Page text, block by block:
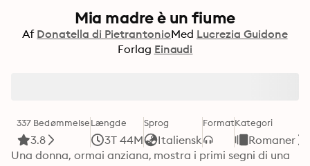
Mia madre è un fiume
Af Donatella di PietrantonioMed Lucrezia Guidone
Forlag Einaudi
337 Bedømmelse
3.8
Længde
3T 44M
Sprog
Italiensk
FormatKategori
Romaner
Una donna, ormai anziana, mostra i primi segni di una